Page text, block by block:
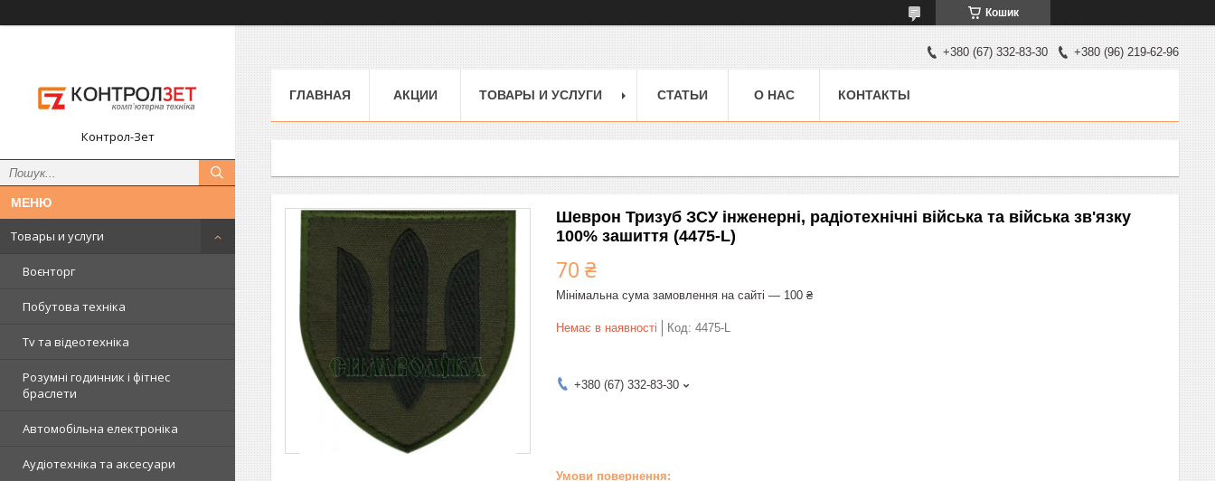
Кошик
Контрол-Зет
Товары и услуги
Воєнторг
Побутова техніка
Tv та відеотехніка
Розумні годинник і фітнес
браслети
Автомобільна електроніка
Аудіотехніка та аксесуари
+380 (67) 332-83-30 +380 (96) 219-62-96
ГЛАВНАЯ АКЦИИ ТОВАРЫ И УСЛУГИ СТАТЬИ О НАС КОНТАКТЫ
Шеврон Тризуб ЗСУ інженерні, радіотехнічні війська та війська зв'язку
100% зашиття (4475-L)
70 ₴
Мінімальна сума замовлення на сайті — 100 ₴
Немає в наявності Код: 4475-L
+380 (67) 332-83-30